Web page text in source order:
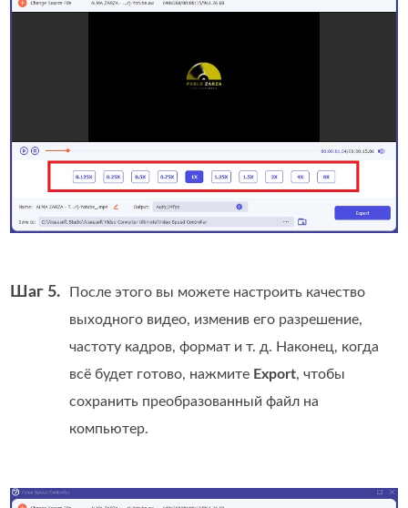
Шаг 5.
После этого вы можете настроить качество
выходного видео, изменив его разрешение,
частоту кадров, формат и т. д. Наконец, когда
всё будет готово, нажмите Export, чтобы
сохранить преобразованный файл на
компьютер.